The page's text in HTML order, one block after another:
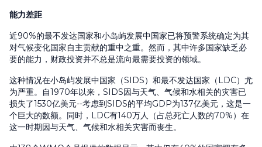
能力差距
近90%的最不发达国家和小岛屿发展中国家已将预警系统确定为其
对气候变化国家自主贡献的重中之重。然而，其中许多国家缺乏必
要的能力，财政投资并不总是流向最需要投资的领域。
这种情况在小岛屿发展中国家（SIDS）和最不发达国家（LDC）尤
为严重。自1970年以来，SIDS因与天气、气候和水相关的灾害已
损失了1530亿美元--考虑到SIDS的平均GDP为137亿美元，这是一
个巨大的数额。同时，LDC有140万人（占总死亡人数的70%）在
这一时期因与天气、气候和水相关灾害而丧生。